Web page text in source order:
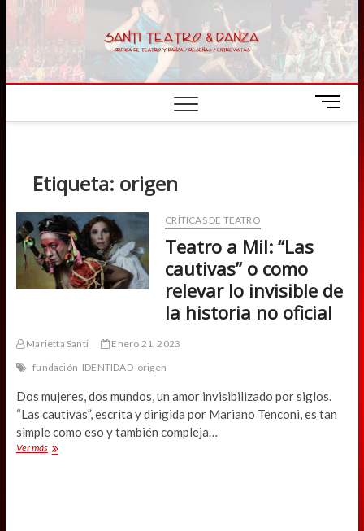
content
M
e
Etiqueta: origen
CRÍTICAS DE TEATRO
Teatro a Mil: “Las
cautivas” o como
relevar lo invisible de
la historia no oficial
Marietta Santi
Enero 21, 2023
fundación IDENTIDAD origen
Dos mujeres, dos mundos, un amor invisibilizado por siglos.
“Las cautivas”, escrita y dirigida por Mariano Tenconi, es tan
simple como eso y también compleja…
Ver másTeatro